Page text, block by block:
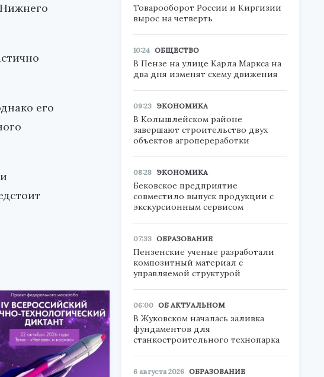
его
Товарооборот России и Киргизии
вырос на четверть
10:24 ОБЩЕСТВО
В Пензе на улице Карла Маркса на
два дня изменят схему движения
09:23 ЭКОНОМИКА
В Колышлейском районе
завершают строительство двух
объектов агропереработки
08:28 ЭКОНОМИКА
Бековское предприятие
совместило выпуск продукции с
экскурсионным сервисом
07:33 ОБРАЗОВАНИЕ
Пензенские ученые разработали
композитный материал с
управляемой структурой
06:00 ОБ АКТУАЛЬНОМ
В Жуковском началась заливка
фундаментов для
станкостроительного технопарка
6 августа 2026 ОБРАЗОВАНИЕ